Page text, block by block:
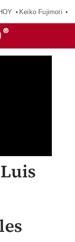
Keiko Fujimori